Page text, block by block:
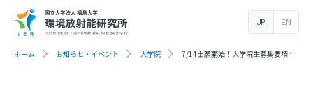
EN
JP
ホーム お知らせ・イベント 大学院 7/14出願開始！大学院生募集要項 公開しました！